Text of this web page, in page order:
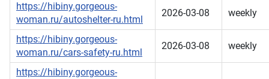
https://hibiny.gorgeous-
woman.ru/autoshelter-ru.html
2026-03-08 weekly
https://hibiny.gorgeous-
woman.ru/cars-safety-ru.html
2026-03-08 weekly
https://hibiny.gorgeous-